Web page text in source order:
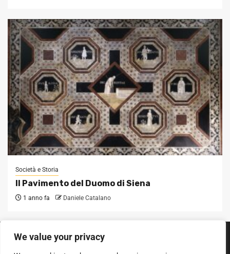
We value your privacy
Società e Storia
Il Pavimento del Duomo di Siena
1 anno fa Daniele Catalano
SEGUICI SUI SOCIAL